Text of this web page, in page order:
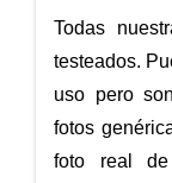
Todas
testeados.
uso pero
fotos
foto real